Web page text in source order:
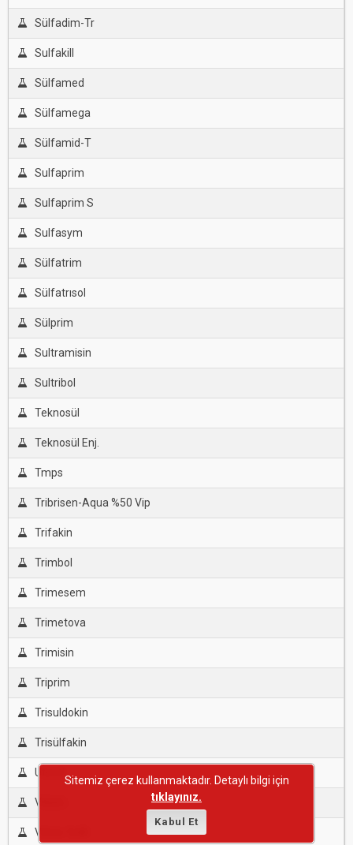
Sülfadim-Tr
Sulfakill
Sülfamed
Sülfamega
Sülfamid-T
Sulfaprim
Sulfaprim S
Sulfasym
Sülfatrim
Sülfatrısol
Sülprim
Sultramisin
Sultribol
Teknosül
Teknosül Enj.
Tmps
Tribrisen-Aqua %50 Vip
Trifakin
Trimbol
Trimesem
Trimetova
Trimisin
Triprim
Trisuldokin
Trisülfakin
Uterol
Vitrim
Vitrim %48
Sitemiz çerez kullanmaktadır. Detaylı bilgi için
tıklayınız.
Kabul Et